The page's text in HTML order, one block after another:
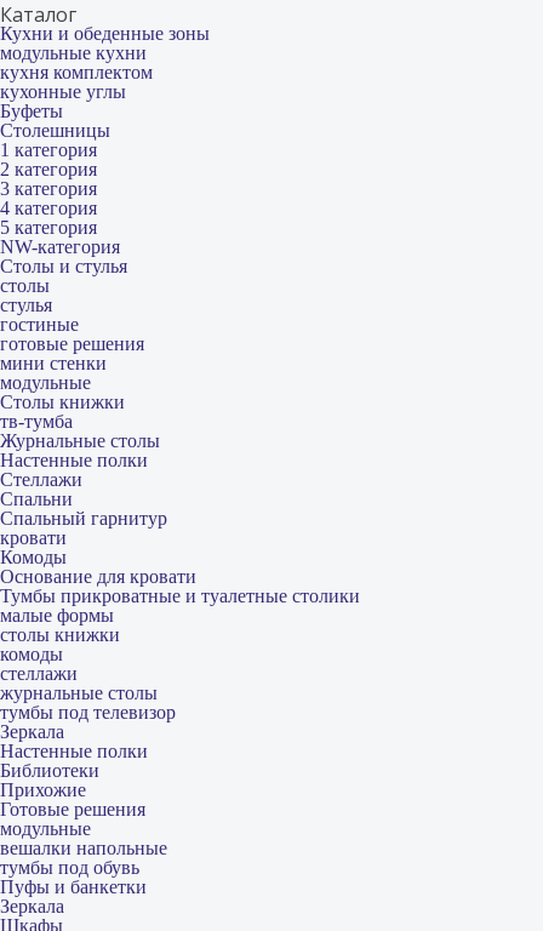
Каталог
Кухни и обеденные зоны
модульные кухни
кухня комплектом
кухонные углы
Буфеты
Столешницы
1 категория
2 категория
3 категория
4 категория
5 категория
NW-категория
Столы и стулья
столы
стулья
гостиные
готовые решения
мини стенки
модульные
Столы книжки
тв-тумба
Журнальные столы
Настенные полки
Стеллажи
Спальни
Спальный гарнитур
кровати
Комоды
Основание для кровати
Тумбы прикроватные и туалетные столики
малые формы
столы книжки
комоды
стеллажи
журнальные столы
тумбы под телевизор
Зеркала
Настенные полки
Библиотеки
Прихожие
Готовые решения
модульные
вешалки напольные
тумбы под обувь
Пуфы и банкетки
Зеркала
Шкафы